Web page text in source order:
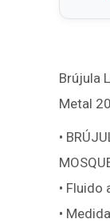
Brújula
Metal
•
•
•